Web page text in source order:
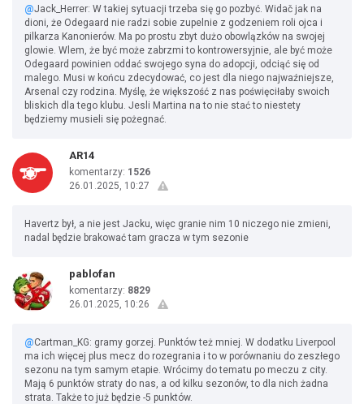
@Jack_Herrer: W takiej sytuacji trzeba się go pozbyć. Widač jak na
dioni, że Odegaard nie radzi sobie zupelnie z godzeniem roli ojca i
pilkarza Kanonierów. Ma po prostu zbyt dużo obowlązków na swojej
glowie. Wlem, że być może zabrzmi to kontrowersyjnie, ale być może
Odegaard powinien oddać swojego syna do adopcji, odciąć się od
malego. Musi w końcu zdecydować, co jest dla niego najwaźniejsze,
Arsenal czy rodzina. Myślę, że większość z nas poświęciłaby swoich
bliskich dla tego klubu. Jesli Martina na to nie stać to niestety
będziemy musieli się pożegnać.
AR14
komentarzy: 1526
26.01.2025, 10:27
Havertz był, a nie jest Jacku, więc granie nim 10 niczego nie zmieni,
nadal będzie brakować tam gracza w tym sezonie
pablofan
komentarzy: 8829
26.01.2025, 10:26
@Cartman_KG: gramy gorzej. Punktów też mniej. W dodatku Liverpool
ma ich więcej plus mecz do rozegrania i to w porównaniu do zeszłego
sezonu na tym samym etapie. Wrócimy do tematu po meczu z city.
Mają 6 punktów straty do nas, a od kilku sezonów, to dla nich żadna
strata. Także to już będzie -5 punktów.